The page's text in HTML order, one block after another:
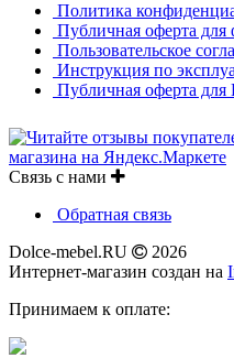
Политика
Публичная оферта для
Пользовательское
Инструкция по
Публичная оферта
Связь с нами
Обратная связь
Dolce-mebel.RU
2026
Интернет-магазин создан на
Принимаем к оплате: